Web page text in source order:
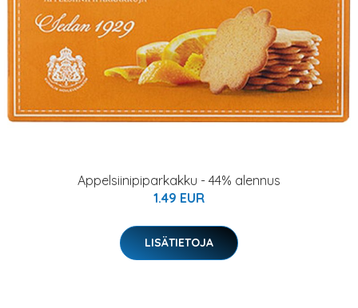
Appelsiinipiparkakku - 44% alennus
1.49 EUR
LISÄTIETOJA